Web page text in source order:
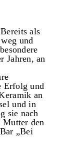
als
und
Jahren, an
Erfolg und
an
und in
sie nach
Mutter den
„Bei